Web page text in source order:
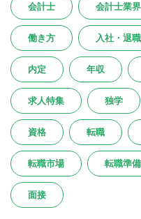
会計士 会計士業界
働き方 入社・退職
内定 年収
求人特集 独学
資格 転職
転職市場 転職準備
面接